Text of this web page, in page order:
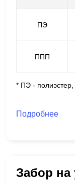
ПЭ
ППП
* ПЭ -
Подробнее
Забор на